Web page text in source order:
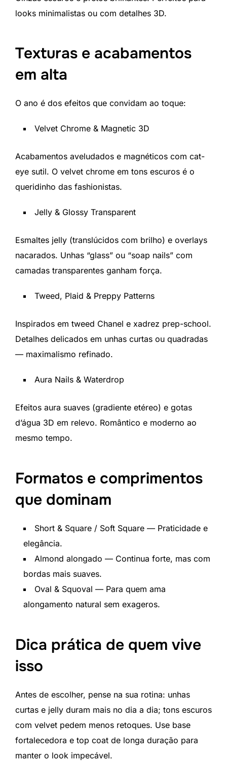
looks minimalistas ou com detalhes 3D.
Texturas e acabamentos
em alta
O ano é dos efeitos que convidam ao toque:
Velvet Chrome & Magnetic 3D
Acabamentos aveludados e magnéticos com cat-
eye sutil. O velvet chrome em tons escuros é o
queridinho das fashionistas.
Jelly & Glossy Transparent
Esmaltes jelly (translúcidos com brilho) e overlays
nacarados. Unhas “glass” ou “soap nails” com
camadas transparentes ganham força.
Tweed, Plaid & Preppy Patterns
Inspirados em tweed Chanel e xadrez prep-school.
Detalhes delicados em unhas curtas ou quadradas
— maximalismo refinado.
Aura Nails & Waterdrop
Efeitos aura suaves (gradiente etéreo) e gotas
d’água 3D em relevo. Romântico e moderno ao
mesmo tempo.
Formatos e comprimentos
que dominam
Short & Square / Soft Square — Praticidade e
elegância.
Almond alongado — Continua forte, mas com
bordas mais suaves.
Oval & Squoval — Para quem ama
alongamento natural sem exageros.
Dica prática de quem vive
isso
Antes de escolher, pense na sua rotina: unhas
curtas e jelly duram mais no dia a dia; tons escuros
com velvet pedem menos retoques. Use base
fortalecedora e top coat de longa duração para
manter o look impecável.